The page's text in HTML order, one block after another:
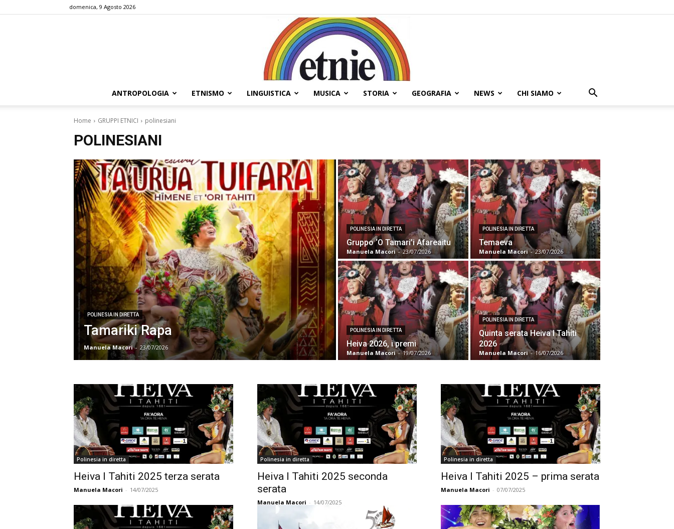
domenica, 9 Agosto 2026
ANTROPOLOGIA ETNISMO LINGUISTICA MUSICA STORIA GEOGRAFIA NEWS CHI SIAMO
Home GRUPPI ETNICI polinesiani
POLINESIANI
POLINESIA IN DIRETTA
Tamariki Rapa
Manuela Macori - 23/07/2026
POLINESIA IN DIRETTA
Gruppo ‘O Tamari’i Afareaitu
Manuela Macori - 23/07/2026
POLINESIA IN DIRETTA
Temaeva
Manuela Macori - 23/07/2026
POLINESIA IN DIRETTA
Heiva 2026, i premi
Manuela Macori - 19/07/2026
POLINESIA IN DIRETTA
Quinta serata Heiva I Tahiti
2026
Manuela Macori - 16/07/2026
Polinesia in diretta
Heiva I Tahiti 2025 terza serata
Manuela Macori - 14/07/2025
Polinesia in diretta
Heiva I Tahiti 2025 seconda
serata
Manuela Macori - 14/07/2025
Polinesia in diretta
Heiva I Tahiti 2025 – prima serata
Manuela Macori - 07/07/2025